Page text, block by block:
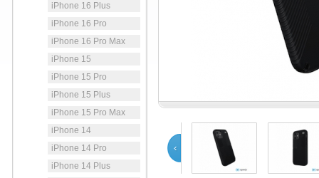
iPhone 16 Plus
iPhone 16 Pro
iPhone 16 Pro Max
iPhone 15
iPhone 15 Pro
iPhone 15 Plus
iPhone 15 Pro Max
iPhone 14
iPhone 14 Pro
iPhone 14 Plus